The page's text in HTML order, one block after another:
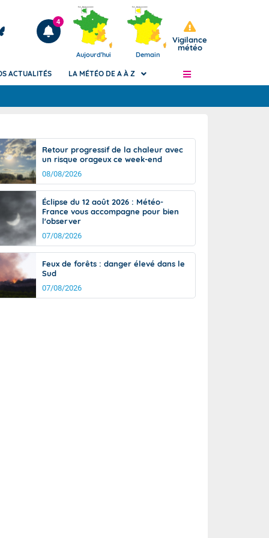
Articles
4
Aujourd'hui Demain
Vigilance
météo
de
Phénomènes dangereux de J+2 à J+7
Avertissement pluies intenses à l'échelle
des communes (Apic)
Bulletins Marine
Bulletins d'estimation du risque
d'avalanche
Météo des forêts
Vigicrues
ACTUALITÉS LA MÉTÉO DE A À Z
Retour progressif de la chaleur avec
un risque orageux ce week-end
08/08/2026
Éclipse du 12 août 2026 : Météo-
France vous accompagne pour bien
l'observer
07/08/2026
Feux de forêts : danger élevé dans le
Sud
07/08/2026